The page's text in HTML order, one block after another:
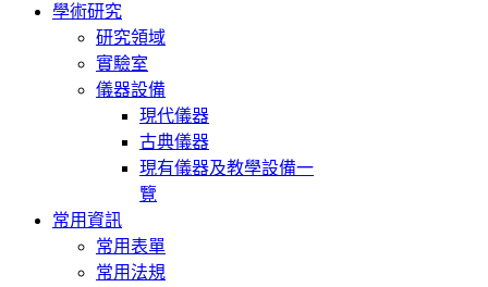
學術研究
研究領域
實驗室
儀器設備
現代儀器
古典儀器
現有儀器及教學設備一
覽
常用資訊
常用表單
常用法規